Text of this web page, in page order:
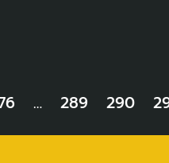
… 289 290